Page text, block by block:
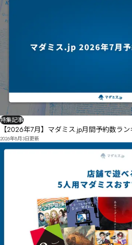
特集記事
【2026年7月】マダミス.jp月間予約数ラ
2026年8月3日更新